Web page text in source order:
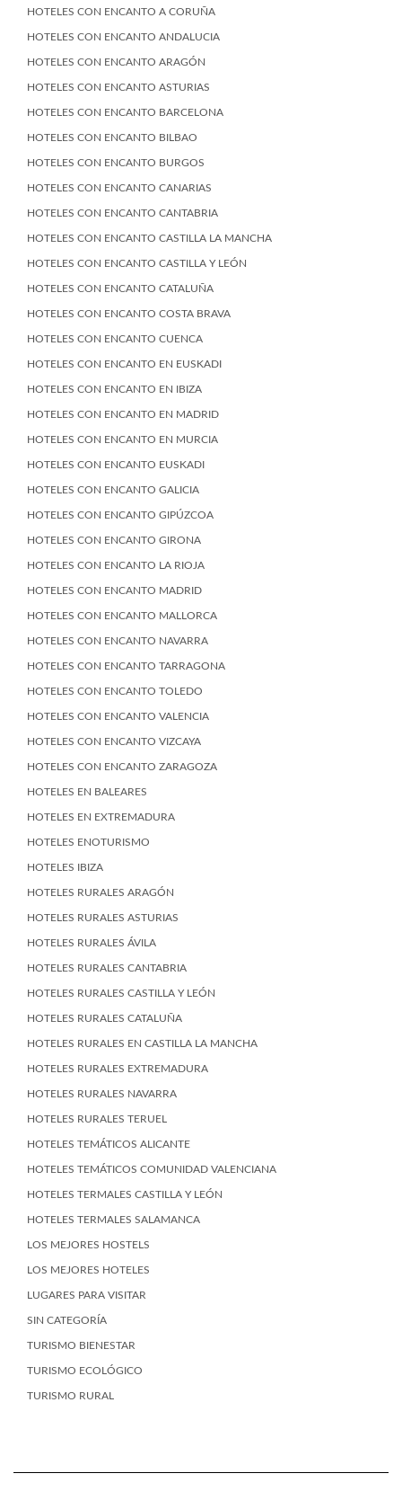
HOTELES CON ENCANTO A CORUÑA
HOTELES CON ENCANTO ANDALUCIA
HOTELES CON ENCANTO ARAGÓN
HOTELES CON ENCANTO ASTURIAS
HOTELES CON ENCANTO BARCELONA
HOTELES CON ENCANTO BILBAO
HOTELES CON ENCANTO BURGOS
HOTELES CON ENCANTO CANARIAS
HOTELES CON ENCANTO CANTABRIA
HOTELES CON ENCANTO CASTILLA LA MANCHA
HOTELES CON ENCANTO CASTILLA Y LEÓN
HOTELES CON ENCANTO CATALUÑA
HOTELES CON ENCANTO COSTA BRAVA
HOTELES CON ENCANTO CUENCA
HOTELES CON ENCANTO EN EUSKADI
HOTELES CON ENCANTO EN IBIZA
HOTELES CON ENCANTO EN MADRID
HOTELES CON ENCANTO EN MURCIA
HOTELES CON ENCANTO EUSKADI
HOTELES CON ENCANTO GALICIA
HOTELES CON ENCANTO GIPÚZCOA
HOTELES CON ENCANTO GIRONA
HOTELES CON ENCANTO LA RIOJA
HOTELES CON ENCANTO MADRID
HOTELES CON ENCANTO MALLORCA
HOTELES CON ENCANTO NAVARRA
HOTELES CON ENCANTO TARRAGONA
HOTELES CON ENCANTO TOLEDO
HOTELES CON ENCANTO VALENCIA
HOTELES CON ENCANTO VIZCAYA
HOTELES CON ENCANTO ZARAGOZA
HOTELES EN BALEARES
HOTELES EN EXTREMADURA
HOTELES ENOTURISMO
HOTELES IBIZA
HOTELES RURALES ARAGÓN
HOTELES RURALES ASTURIAS
HOTELES RURALES ÁVILA
HOTELES RURALES CANTABRIA
HOTELES RURALES CASTILLA Y LEÓN
HOTELES RURALES CATALUÑA
HOTELES RURALES EN CASTILLA LA MANCHA
HOTELES RURALES EXTREMADURA
HOTELES RURALES NAVARRA
HOTELES RURALES TERUEL
HOTELES TEMÁTICOS ALICANTE
HOTELES TEMÁTICOS COMUNIDAD VALENCIANA
HOTELES TERMALES CASTILLA Y LEÓN
HOTELES TERMALES SALAMANCA
LOS MEJORES HOSTELS
LOS MEJORES HOTELES
LUGARES PARA VISITAR
SIN CATEGORÍA
TURISMO BIENESTAR
TURISMO ECOLÓGICO
TURISMO RURAL